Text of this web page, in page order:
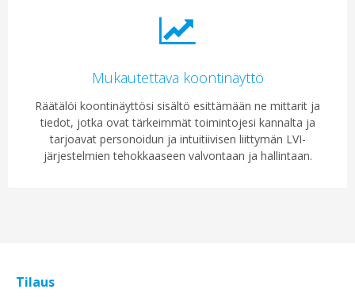
Mukautettava koontinäyttö
Räätälöi koontinäyttösi sisältö esittämään ne mittarit ja
tiedot, jotka ovat tärkeimmät toimintojesi kannalta ja
tarjoavat personoidun ja intuitiivisen liittymän LVI-
järjestelmien tehokkaaseen valvontaan ja hallintaan.
Tilaus